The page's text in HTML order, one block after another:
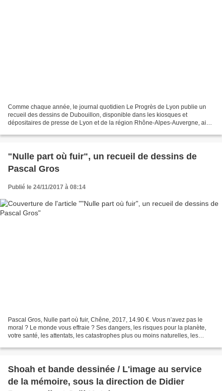
Comme chaque année, le journal quotidien Le Progrès de Lyon publie un
recueil des dessins de Dubouillon, disponible dans les kiosques et
dépositaires de presse de Lyon et de la région Rhône-Alpes-Auvergne, ainsi
"Nulle part où fuir", un recueil de dessins de
Pascal Gros
Publié le 24/11/2017 à 08:14
Pascal Gros, Nulle part où fuir, Chêne, 2017, 14.90 €. Vous n’avez pas le
moral ? Le monde vous effraie ? Ses dangers, les risques pour la planète,
votre santé, les attentats, les catastrophes plus ou moins naturelles, les
Shoah et bande dessinée / L'image au service
de la mémoire, sous la direction de Didier